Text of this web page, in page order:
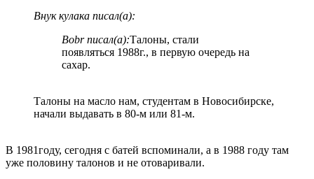
Внук кулака писал(а):
Bobr писал(а):Талоны, стали
появляться 1988г., в первую очередь на
сахар.
Талоны на масло нам, студентам в Новосибирске,
начали выдавать в 80-м или 81-м.
В 1981году, сегодня с батей вспоминали, а в 1988 году там
уже половину талонов и не отоваривали.